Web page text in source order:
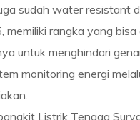
sudah water resistant
memiliki rangka yang bisa
untuk menghindari
monitoring energi
Listrik Tenaga